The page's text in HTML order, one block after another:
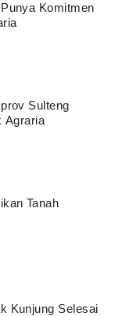
Komitmen
Sulteng
Agraria
Tanah
Kunjung Selesai